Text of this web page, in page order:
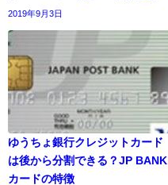
2019年9月3日
ゆうちょ銀行クレジットカード
は後から分割できる？JP BANK
カードの特徴